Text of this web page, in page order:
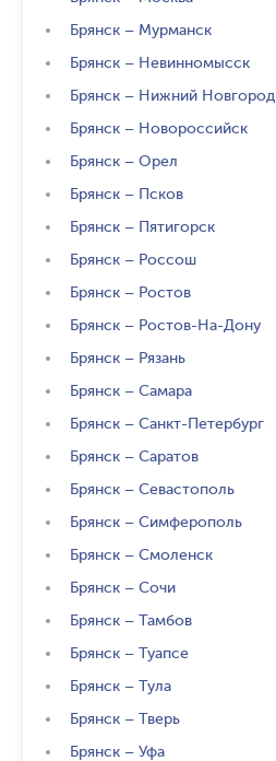
Брянск – Мурманск
Брянск – Невинномысск
Брянск – Нижний Новгород
Брянск – Новороссийск
Брянск – Орел
Брянск – Псков
Брянск – Пятигорск
Брянск – Россош
Брянск – Ростов
Брянск – Ростов-На-Дону
Брянск – Рязань
Брянск – Самара
Брянск – Санкт-Петербург
Брянск – Саратов
Брянск – Севастополь
Брянск – Симферополь
Брянск – Смоленск
Брянск – Сочи
Брянск – Тамбов
Брянск – Туапсе
Брянск – Тула
Брянск – Тверь
Брянск – Уфа